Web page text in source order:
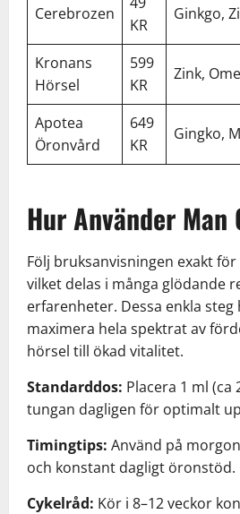
Cerebrozen
KR
Ginkgo,
Kronans
Hörsel
599
KR
Zink,
Apotea
Öronvård
649
KR
Gingko,
Hur Använder Man
Följ bruksanvisningen exakt
vilket delas i många glödande
erfarenheter. Dessa enkla
maximera hela spektrat av
hörsel till ökad vitalitet.
Standarddos: Placera 1 ml
tungan dagligen för optimalt
Timingtips: Använd på
och konstant dagligt öronstöd.
Cykelråd: Kör i 8–12 veckor